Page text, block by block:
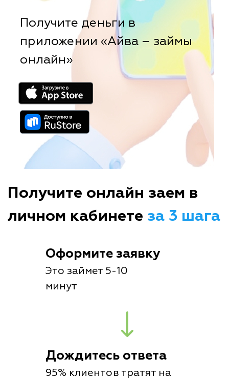
Получите деньги в
приложении «Айва – займы
онлайн»
Получите онлайн заем в
личном кабинете за 3 шага
Оформите заявку
Это займет 5-10
минут
Дождитесь ответа
95% клиентов тратят на